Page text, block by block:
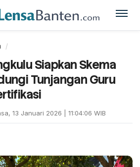
Siapkan Skema
Tunjangan Guru
13 Januari 2026 | 11:04:06 WIB